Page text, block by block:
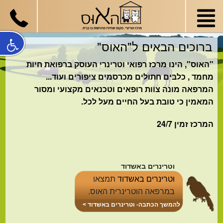
ברוכים הבאים ל"האוס"
"האוס", הינו מרכז רפואי וטרינרי העוסק ברפואת חיות
מחמד , כלבים חתולים מכרסמים ציפורים ועוד...
המרפאה מונה צוות רופאים וטכנאים מקצועי ומסור
המאמין כי טובת בעל החיים מעל לכל.
המרכז זמין 24/7
וטרינרים באשדוד
וטרינרים באשדוד תמצאו
במרפאה הוטרינרית האוס.
ניתן להשתמש בשירותי הניידת
העוברת מבית לבית ומגיעה
להמשך הכתבה- וטרינרים באשדוד >